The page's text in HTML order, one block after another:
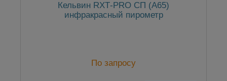
Кельвин RXТ-PRO СП (А65)
инфракрасный пирометр
По запросу